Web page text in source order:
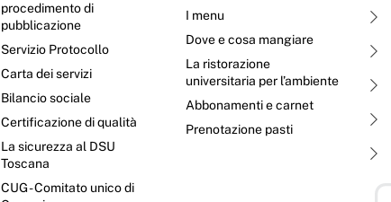
procedimento di
pubblicazione
Servizio Protocollo
Carta dei servizi
Bilancio sociale
Certificazione di qualità
La sicurezza al DSU
Toscana
CUG - Comitato unico di
I menu
Dove e cosa mangiare
La ristorazione
universitaria per l’ambiente
Abbonamenti e carnet
Prenotazione pasti